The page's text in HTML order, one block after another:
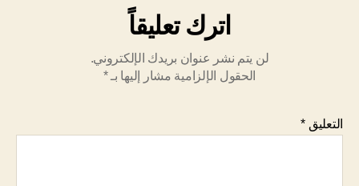
اترك تعليقاً
لن يتم نشر عنوان بريدك الإلكتروني.
الحقول الإلزامية مشار إليها بـ*
التعليق *